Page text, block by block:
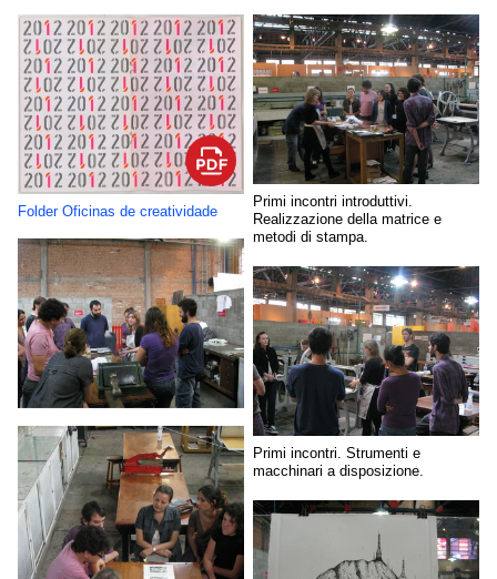
Folder Oficinas de creatividade
Primi incontri introduttivi.
Realizzazione della matrice e
metodi di stampa.
Primi incontri. Strumenti e
macchinari a disposizione.